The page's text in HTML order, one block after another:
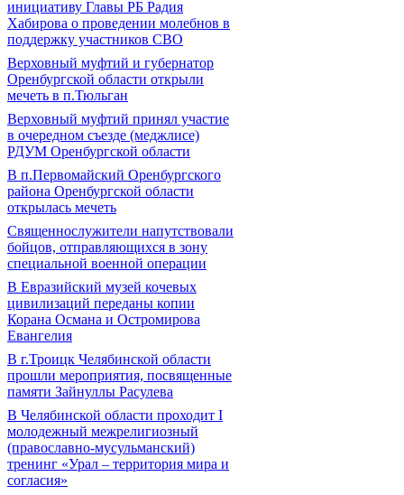
инициативу Главы РБ Радия
Хабирова о проведении молебнов в
поддержку участников СВО
Верховный муфтий и губернатор
Оренбургской области открыли
мечеть в п.Тюльган
Верховный муфтий принял участие
в очередном съезде (меджлисе)
РДУМ Оренбургской области
В п.Первомайский Оренбургского
района Оренбургской области
открылась мечеть
Священнослужители напутствовали
бойцов, отправляющихся в зону
специальной военной операции
В Евразийский музей кочевых
цивилизаций переданы копии
Корана Османа и Остромирова
Евангелия
В г.Троицк Челябинской области
прошли мероприятия, посвященные
памяти Зайнуллы Расулева
В Челябинской области проходит I
молодежный межрелигиозный
(православно-мусульманский)
тренинг «Урал – территория мира и
согласия»